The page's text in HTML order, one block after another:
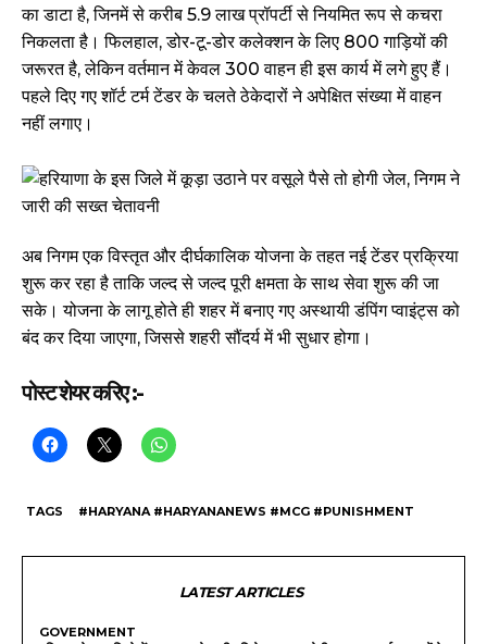
का डाटा है, जिनमें से करीब 5.9 लाख प्रॉपर्टी से नियमित रूप से कचरा
निकलता है। फिलहाल, डोर-टू-डोर कलेक्शन के लिए 800 गाड़ियों की
जरूरत है, लेकिन वर्तमान में केवल 300 वाहन ही इस कार्य में लगे हुए हैं।
पहले दिए गए शॉर्ट टर्म टेंडर के चलते ठेकेदारों ने अपेक्षित संख्या में वाहन
नहीं लगाए।
अब निगम एक विस्तृत और दीर्घकालिक योजना के तहत नई टेंडर प्रक्रिया
शुरू कर रहा है ताकि जल्द से जल्द पूरी क्षमता के साथ सेवा शुरू की जा
सके। योजना के लागू होते ही शहर में बनाए गए अस्थायी डंपिंग प्वाइंट्स को
बंद कर दिया जाएगा, जिससे शहरी सौंदर्य में भी सुधार होगा।
पोस्ट शेयर करिए :-
TAGS #HARYANA #HARYANANEWS #MCG #PUNISHMENT
LATEST ARTICLES
GOVERNMENT